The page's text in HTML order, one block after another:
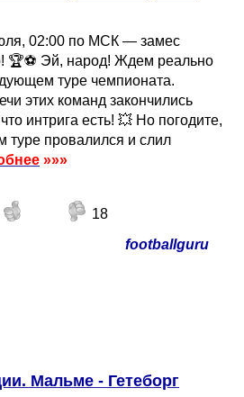
02:00 по МСК — замес
🏆⚽️ Эй, народ! Ждем реально
туре чемпионата.
этих команд закончились
интрига есть! 💥 Но погодите,
туре провалился и слил
»»»
18
footballguru
Мальме - Гетеборг